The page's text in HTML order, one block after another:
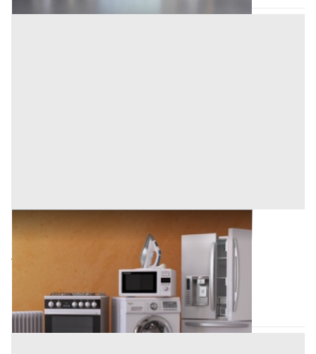
Elettrodomestici all'asta a Padova
4.080 €
Codice asta:AT71405801
Asta chiusa